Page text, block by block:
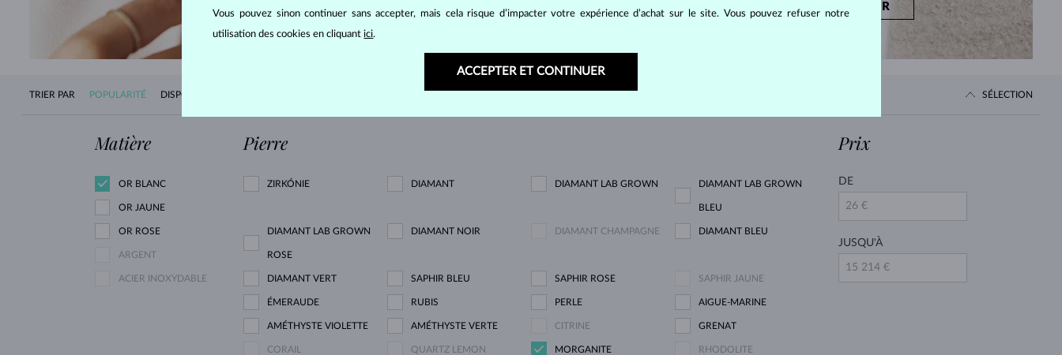
DÉCOUVRIR DÉCOUVRIR
TRIER PAR POPULARITÉ DISPONIBILITÉ SÉLECTION
Matière
OR BLANC
OR JAUNE
OR ROSE
ARGENT
ACIER INOXYDABLE
Pierre
ZIRKÓNIE DIAMANT DIAMANT LAB GROWN DIAMANT LAB GROWN
BLEU
DIAMANT LAB GROWN
ROSE
DIAMANT NOIR DIAMANT CHAMPAGNE DIAMANT BLEU
DIAMANT VERT SAPHIR BLEU SAPHIR ROSE SAPHIR JAUNE
ÉMERAUDE RUBIS PERLE AIGUE-MARINE
AMÉTHYSTE VIOLETTE AMÉTHYSTE VERTE CITRINE GRENAT
CORAIL QUARTZ LEMON MORGANITE RHODOLITE
Prix
DE
JUSQU'À
Vous pouvez sinon continuer sans accepter, mais cela risque d’impacter votre expérience d’achat sur le site. Vous pouvez refuser notre
utilisation des cookies en cliquantici.
ACCEPTER ET CONTINUER